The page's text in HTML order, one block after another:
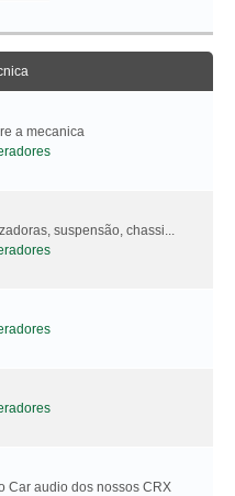
a mecanica
suspensão, chassi...
Car audio dos nossos CRX